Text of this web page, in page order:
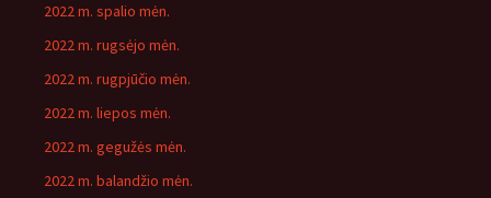
2022 m. spalio mėn.
2022 m. rugsėjo mėn.
2022 m. rugpjūčio mėn.
2022 m. liepos mėn.
2022 m. gegužės mėn.
2022 m. balandžio mėn.